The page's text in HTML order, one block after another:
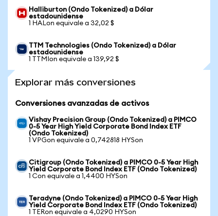
Halliburton (Ondo Tokenized) a Dólar
estadounidense
1 HALon equivale a 32,02 $
TTM Technologies (Ondo Tokenized) a Dólar
estadounidense
1 TTMIon equivale a 139,92 $
Explorar más conversiones
Conversiones avanzadas de activos
Vishay Precision Group (Ondo Tokenized) a PIMCO
0-5 Year High Yield Corporate Bond Index ETF
(Ondo Tokenized)
1 VPGon equivale a 0,742818 HYSon
Citigroup (Ondo Tokenized) a PIMCO 0-5 Year High
Yield Corporate Bond Index ETF (Ondo Tokenized)
1 Con equivale a 1,4400 HYSon
Teradyne (Ondo Tokenized) a PIMCO 0-5 Year High
Yield Corporate Bond Index ETF (Ondo Tokenized)
1 TERon equivale a 4,0290 HYSon